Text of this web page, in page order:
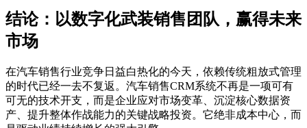
结论：以数字化武装销售团队，赢得未来
市场
在汽车销售行业竞争日益白热化的今天，依赖传统粗放式管理
的时代已经一去不复返。汽车销售CRM系统不再是一项可有
可无的技术开支，而是企业应对市场变革、沉淀核心数据资
产、提升整体作战能力的关键战略投资。它绝非成本中心，而